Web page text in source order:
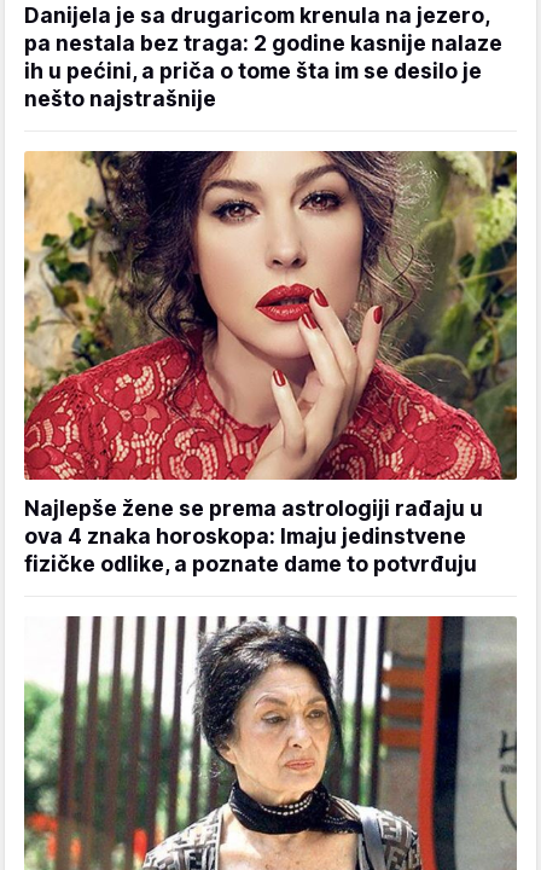
Danijela je sa drugaricom krenula na jezero,
pa nestala bez traga: 2 godine kasnije nalaze
ih u pećini, a priča o tome šta im se desilo je
nešto najstrašnije
Najlepše žene se prema astrologiji rađaju u
ova 4 znaka horoskopa: Imaju jedinstvene
fizičke odlike, a poznate dame to potvrđuju